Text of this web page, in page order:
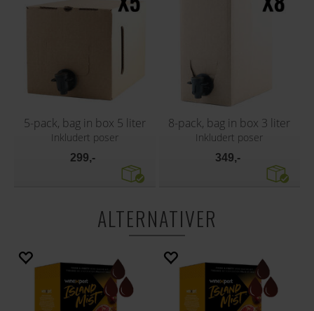
5-pack, bag in box 5 liter
Inkludert poser
299,-
8-pack, bag in box 3 liter
Inkludert poser
349,-
ALTERNATIVER